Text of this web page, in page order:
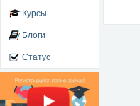
Курсы
Блоги
Статус